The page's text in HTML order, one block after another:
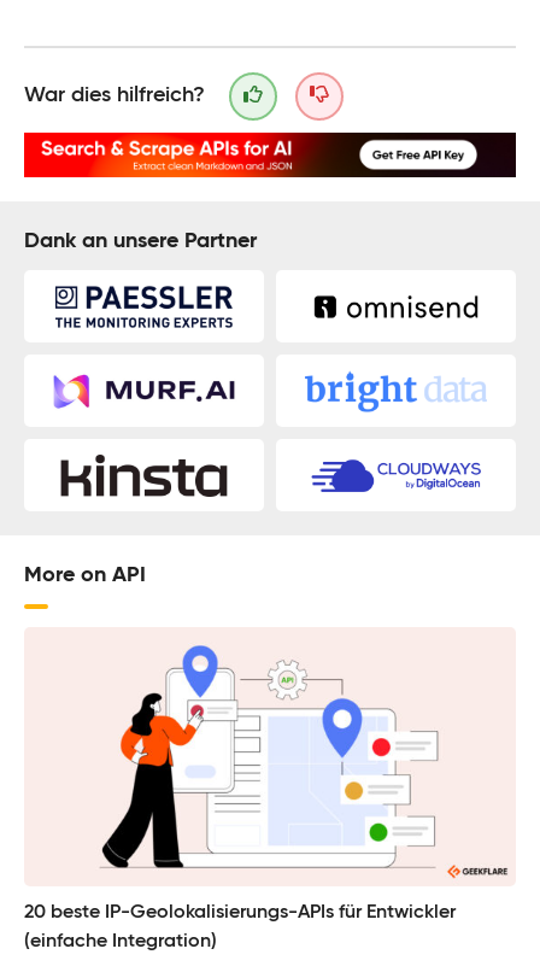
War dies hilfreich?
Dank an unsere Partner
More on API
20 beste IP-Geolokalisierungs-APIs für Entwickler
(einfache Integration)